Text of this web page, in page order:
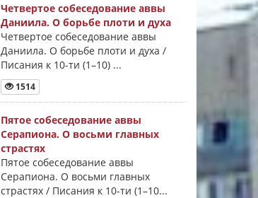
Четвертое собеседование аввы
Даниила. О борьбе плоти и духа
Четвертое собеседование аввы
Даниила. О борьбе плоти и духа /
Писания к 10-ти (1–10) ...
1514
Пятое собеседование аввы
Серапиона. О восьми главных
страстях
Пятое собеседование аввы
Серапиона. О восьми главных
страстях / Писания к 10-ти (1–10...